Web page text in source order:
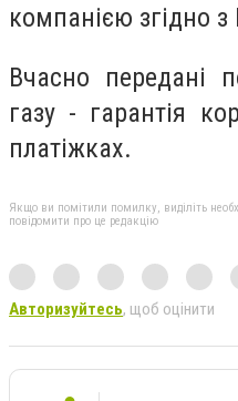
компанією згідно
Вчасно передані
газу - гарантія
платіжках.
Якщо ви помітили помилку, виділіть
повідомити про це редакцію
Авторизуйтесь, щоб оцінити